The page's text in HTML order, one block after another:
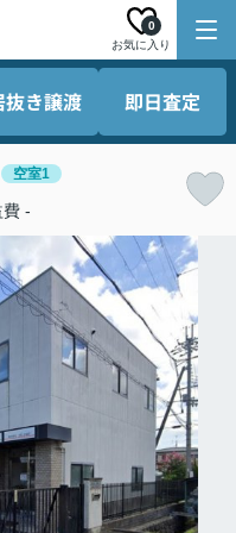
お気に入り
0
抜き譲渡 即日査定
空室1
-